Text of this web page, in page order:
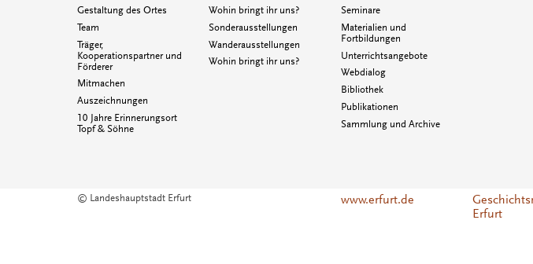
Gestaltung des Ortes
Team
Träger,
Kooperationspartner und
Förderer
Mitmachen
Auszeichnungen
10 Jahre Erinnerungsort
Topf & Söhne
Wohin bringt ihr uns?
Sonderausstellungen
Wanderausstellungen
Wohin bringt ihr uns?
Seminare
Materialien und
Fortbildungen
Unterrichtsangebote
Webdialog
Bibliothek
Publikationen
Sammlung und Archive
© Landeshauptstadt Erfurt www.erfurt.de
Erfurt